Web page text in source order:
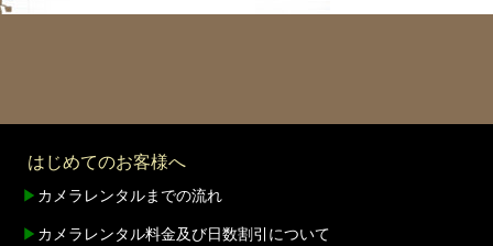
はじめてのお客様へ
▶ カメラレンタルまでの流れ
▶ カメラレンタル料金及び日数割引について